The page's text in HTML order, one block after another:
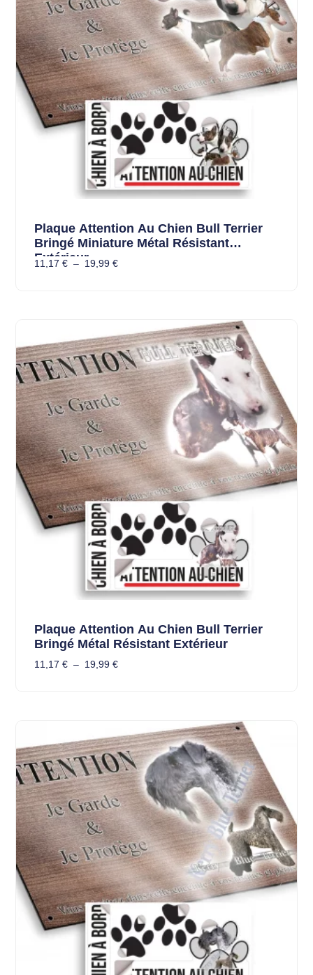
Plaque Attention Au Chien Bull Terrier
Bringé Miniature Métal Résistant
Extérieur
11,17 € – 19,99 €
Plaque Attention Au Chien Bull Terrier
Bringé Métal Résistant Extérieur
11,17 € – 19,99 €